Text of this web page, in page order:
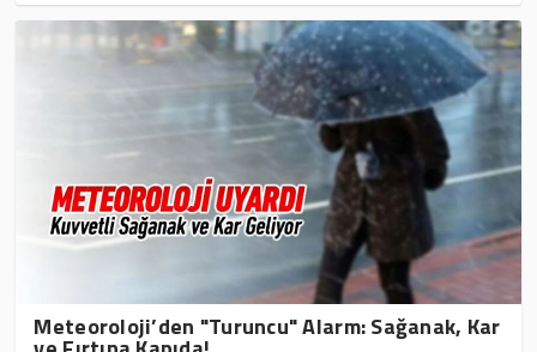
Meteoroloji’den "Turuncu" Alarm: Sağanak, Kar